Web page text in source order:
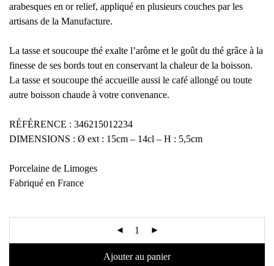
arabesques en or relief, appliqué en plusieurs couches par les
artisans de la Manufacture.
La tasse et soucoupe thé exalte l’arôme et le goût du thé grâce à la
finesse de ses bords tout en conservant la chaleur de la boisson.
La tasse et soucoupe thé accueille aussi le café allongé ou toute
autre boisson chaude à votre convenance.
RÉFÉRENCE : 346215012234
DIMENSIONS : Ø ext : 15cm – 14cl – H : 5,5cm
Porcelaine de Limoges
Fabriqué en France
Ajouter au panier